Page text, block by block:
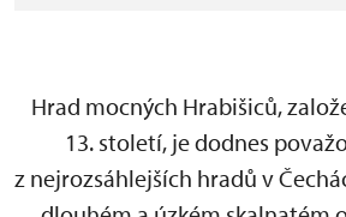
Hrad mocných Hrabišiců,
13. století, je dodnes
z nejrozsáhlejších hradů v